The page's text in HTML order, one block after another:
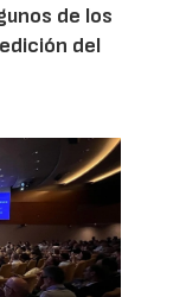
de los
del